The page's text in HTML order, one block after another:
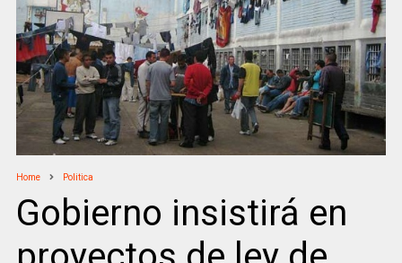
Home Politica
Gobierno insistirá en